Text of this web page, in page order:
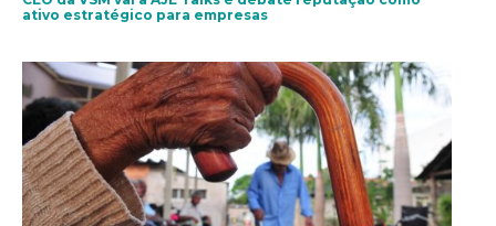
ativo estratégico para empresas